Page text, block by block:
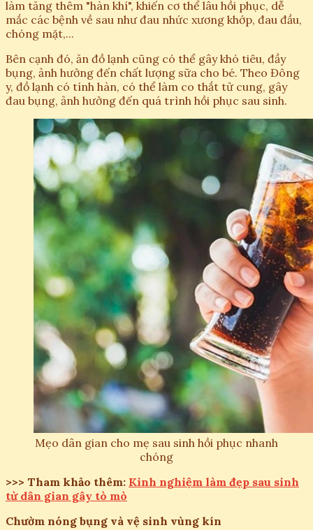
làm tăng thêm "hàn khí", khiến cơ thể lâu hồi phục, dễ
mắc các bệnh về sau như đau nhức xương khớp, đau đầu,
chóng mặt,...
Bên cạnh đó, ăn đồ lạnh cũng có thể gây khó tiêu, đầy
bụng, ảnh hưởng đến chất lượng sữa cho bé. Theo Đông
y, đồ lạnh có tính hàn, có thể làm co thắt tử cung, gây
đau bụng, ảnh hưởng đến quá trình hồi phục sau sinh.
Mẹo dân gian cho mẹ sau sinh hồi phục nhanh
chóng
>>> Tham khảo thêm: Kinh nghiệm làm đẹp sau sinh
từ dân gian gây tò mò
Chườm nóng bụng và vệ sinh vùng kín